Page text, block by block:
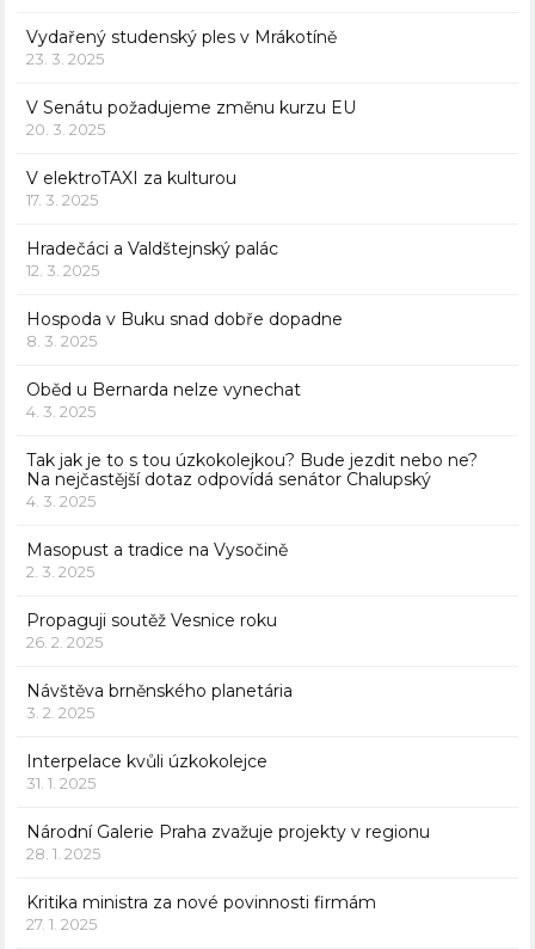
Vydařený studenský ples v Mrákotíně
23. 3. 2025
V Senátu požadujeme změnu kurzu EU
20. 3. 2025
V elektroTAXI za kulturou
17. 3. 2025
Hradečáci a Valdštejnský palác
12. 3. 2025
Hospoda v Buku snad dobře dopadne
8. 3. 2025
Oběd u Bernarda nelze vynechat
4. 3. 2025
Tak jak je to s tou úzkokolejkou? Bude jezdit nebo ne?
Na nejčastější dotaz odpovídá senátor Chalupský
4. 3. 2025
Masopust a tradice na Vysočině
2. 3. 2025
Propaguji soutěž Vesnice roku
26. 2. 2025
Návštěva brněnského planetária
3. 2. 2025
Interpelace kvůli úzkokolejce
31. 1. 2025
Národní Galerie Praha zvažuje projekty v regionu
28. 1. 2025
Kritika ministra za nové povinnosti firmám
27. 1. 2025